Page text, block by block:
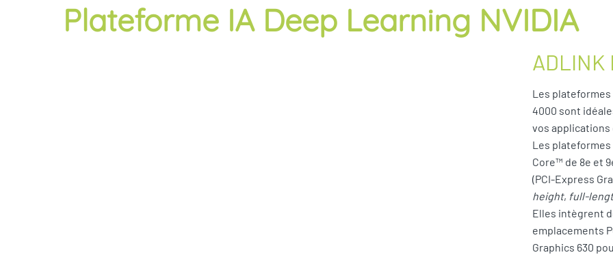
Plateforme IA Deep Learning NVIDIA
Les
4000 sont
vos applications
Les
Core™ de 8e et
(PCI-Express
height, full-
Elles intègrent
emplacements
Graphics 630